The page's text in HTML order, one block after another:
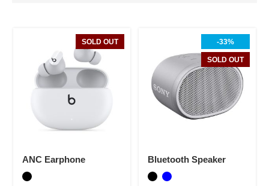
SOLD OUT
ANC Earphone
-33%
SOLD OUT
Bluetooth Speaker